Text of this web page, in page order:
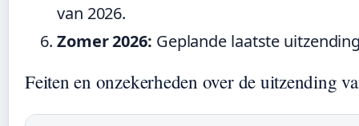
van 2026.
Zomer 2026: Geplande laatste
Feiten en onzekerheden over de uitzending